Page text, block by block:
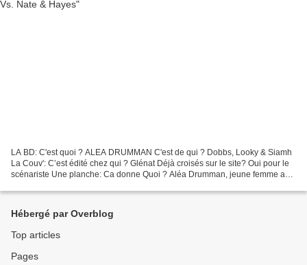
LA BD: C'est quoi ? ALEA DRUMMAN C'est de qui ? Dobbs, Looky & Siamh
La Couv': C’est édité chez qui ? Glénat Déjà croisés sur le site? Oui pour le
scénariste Une planche: Ca donne Quoi ? Aléa Drumman, jeune femme au
Hébergé par Overblog
Top articles
Pages